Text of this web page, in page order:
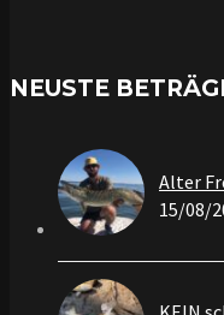
NEUSTE
Alter
15/08/